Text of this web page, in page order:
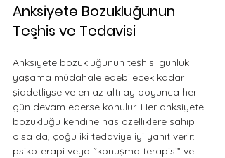
Anksiyete Bozukluğunun
Teşhis ve Tedavisi
Anksiyete bozukluğunun teşhisi günlük
yaşama müdahale edebilecek kadar
şiddetliyse ve en az altı ay boyunca her
gün devam ederse konulur. Her anksiyete
bozukluğu kendine has özelliklere sahip
olsa da, çoğu iki tedaviye iyi yanıt verir:
psikoterapi veya “konuşma terapisi” ve